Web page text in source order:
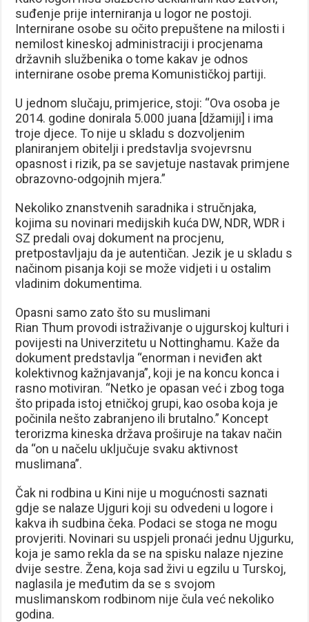
suđenje prije interniranja u logor ne postoji.
Internirane osobe su očito prepuštene na milosti i
nemilost kineskoj administraciji i procjenama
državnih službenika o tome kakav je odnos
internirane osobe prema Komunističkoj partiji.
U jednom slučaju, primjerice, stoji: “Ova osoba je
2014. godine donirala 5.000 juana [džamiji] i ima
troje djece. To nije u skladu s dozvoljenim
planiranjem obitelji i predstavlja svojevrsnu
opasnost i rizik, pa se savjetuje nastavak primjene
obrazovno-odgojnih mjera.”
Nekoliko znanstvenih saradnika i stručnjaka,
kojima su novinari medijskih kuća DW, NDR, WDR i
SZ predali ovaj dokument na procjenu,
pretpostavljaju da je autentičan. Jezik je u skladu s
načinom pisanja koji se može vidjeti i u ostalim
vladinim dokumentima.
Opasni samo zato što su muslimani
Rian Thum provodi istraživanje o ujgurskoj kulturi i
povijesti na Univerzitetu u Nottinghamu. Kaže da
dokument predstavlja “enorman i neviđen akt
kolektivnog kažnjavanja”, koji je na koncu konca i
rasno motiviran. “Netko je opasan već i zbog toga
što pripada istoj etničkoj grupi, kao osoba koja je
počinila nešto zabranjeno ili brutalno.” Koncept
terorizma kineska država proširuje na takav način
da “on u načelu uključuje svaku aktivnost
muslimana”.
Čak ni rodbina u Kini nije u mogućnosti saznati
gdje se nalaze Ujguri koji su odvedeni u logore i
kakva ih sudbina čeka. Podaci se stoga ne mogu
provjeriti. Novinari su uspjeli pronaći jednu Ujgurku,
koja je samo rekla da se na spisku nalaze njezine
dvije sestre. Žena, koja sad živi u egzilu u Turskoj,
naglasila je međutim da se s svojom
muslimanskom rodbinom nije čula već nekoliko
godina.